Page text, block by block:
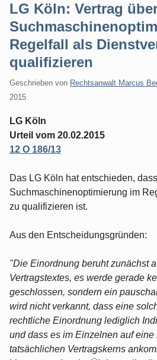
LG Köln: Vertrag
Regelfall als
qualifizieren
Geschrieben von Rechtsanwalt Marcus
2015
LG Köln
Urteil vom 20.02.2015
12 O 186/13
Das LG Köln hat entschieden,
Suchmaschinenoptimierung im
zu qualifizieren ist.
Aus den Entscheidungsgründen:
"Die Einordnung beruht zunächst
Vertragstextes, es werde gerade
geschlossen, sondern ein
wird nicht verkannt, dass eine
rechtliche Einordnung lediglich
und dass es im Einzelnen auf eine
tatsächlichen Vertragskerns